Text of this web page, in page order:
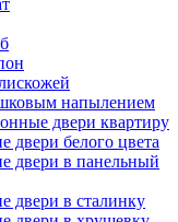
напылением
двери квартиру
двери белого цвета
двери в панельный
двери в сталинку